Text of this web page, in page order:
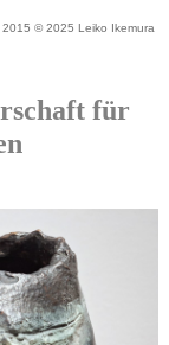
2015 © 2025 Leiko Ikemura
für